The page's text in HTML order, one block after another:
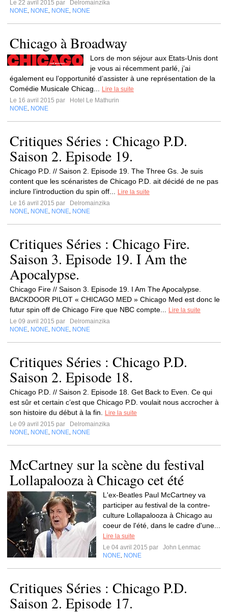
Le 22 avril 2015 par
Delromainzika
NONE NONE NONE NONE
Chicago à Broadway
Lors de mon séjour aux Etats-Unis dont
je vous ai récemment parlé, j’ai
également eu l’opportunité d’assister à une représentation de la
Comédie Musicale Chicag...
Lire la suite
Le 16 avril 2015 par
Hotel Le Mathurin
NONE NONE
Critiques Séries : Chicago P.D.
Saison 2. Episode 19.
Chicago P.D. // Saison 2. Episode 19. The Three Gs. Je suis
content que les scénaristes de Chicago P.D. ait décidé de ne pas
inclure l’introduction du spin off...
Lire la suite
Le 16 avril 2015 par
Delromainzika
NONE NONE NONE NONE
Critiques Séries : Chicago Fire.
Saison 3. Episode 19. I Am the
Apocalypse.
Chicago Fire // Saison 3. Episode 19. I Am The Apocalypse.
BACKDOOR PILOT « CHICAGO MED » Chicago Med est donc le
futur spin off de Chicago Fire que NBC compte...
Lire la suite
Le 09 avril 2015 par
Delromainzika
NONE NONE NONE NONE
Critiques Séries : Chicago P.D.
Saison 2. Episode 18.
Chicago P.D. // Saison 2. Episode 18. Get Back to Even. Ce qui
est sûr et certain c’est que Chicago P.D. voulait nous accrocher à
son histoire du début à la fin.
Lire la suite
Le 09 avril 2015 par
Delromainzika
NONE NONE NONE NONE
McCartney sur la scène du festival
Lollapalooza à Chicago cet été
L'ex-Beatles Paul McCartney va
participer au festival de la contre-
culture Lollapalooza à Chicago au
coeur de l'été, dans le cadre d'une...
Lire la suite
Le 04 avril 2015 par
John Lenmac
NONE NONE
Critiques Séries : Chicago P.D.
Saison 2. Episode 17.